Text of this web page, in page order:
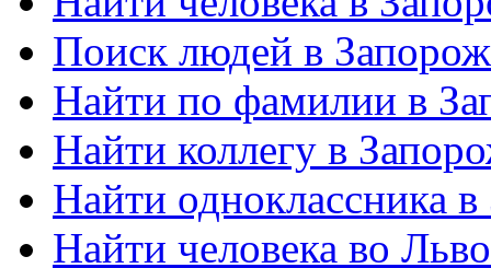
Поиск людей в
Найти по фамилии в
Найти коллегу в
Найти одноклассника
Найти человека во